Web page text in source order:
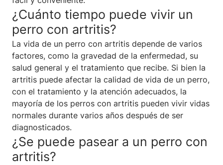
¿Cuánto tiempo puede vivir un
perro con artritis?
La vida de un perro con artritis depende de varios
factores, como la gravedad de la enfermedad, su
salud general y el tratamiento que recibe. Si bien la
artritis puede afectar la calidad de vida de un perro,
con el tratamiento y la atención adecuados, la
mayoría de los perros con artritis pueden vivir vidas
normales durante varios años después de ser
diagnosticados.
¿Se puede pasear a un perro con
artritis?